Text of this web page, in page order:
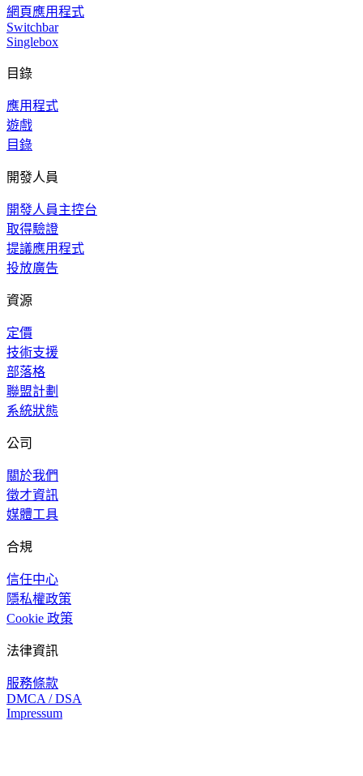
網頁應用程式
Switchbar
Singlebox
目錄
應用程式
遊戲
目錄
開發人員
開發人員主控台
取得驗證
提議應用程式
投放廣告
資源
定價
技術支援
部落格
聯盟計劃
系統狀態
公司
關於我們
徵才資訊
媒體工具
合規
信任中心
隱私權政策
Cookie 政策
法律資訊
服務條款
DMCA / DSA
Impressum